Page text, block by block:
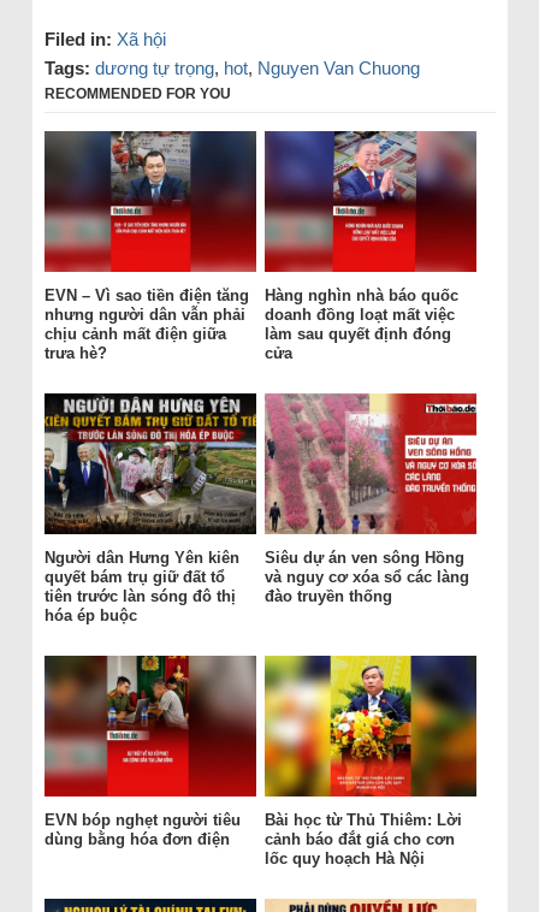
Filed in: Xã hội
Tags: dương tự trọng, hot, Nguyen Van Chuong
RECOMMENDED FOR YOU
EVN – Vì sao tiền điện tăng
nhưng người dân vẫn phải
chịu cảnh mất điện giữa
trưa hè?
Hàng nghìn nhà báo quốc
doanh đồng loạt mất việc
làm sau quyết định đóng
cửa
Người dân Hưng Yên kiên
quyết bám trụ giữ đất tổ
tiên trước làn sóng đô thị
hóa ép buộc
Siêu dự án ven sông Hồng
và nguy cơ xóa sổ các làng
đào truyền thống
EVN bóp nghẹt người tiêu
dùng bằng hóa đơn điện
Bài học từ Thủ Thiêm: Lời
cảnh báo đắt giá cho cơn
lốc quy hoạch Hà Nội